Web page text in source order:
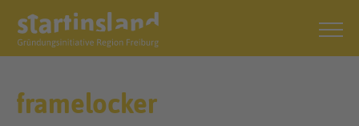
framelocker